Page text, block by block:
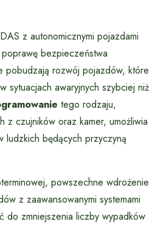
z autonomicznymi pojazdami
bezpieczeństwa
pobudzają rozwój pojazdów, które
sytuacjach awaryjnych szybciej niż
tego rodzaju,
z czujników oraz kamer, umożliwia
ludzkich będących przyczyną
powszechne wdrożenie
z zaawansowanymi systemami
do zmniejszenia liczby wypadków